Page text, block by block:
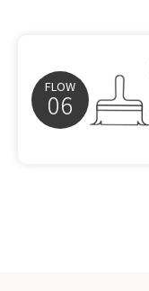
FLOW